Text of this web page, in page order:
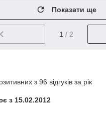
Показати ще
1 / 2
з 96 відгуків за рік
з 15.02.2012